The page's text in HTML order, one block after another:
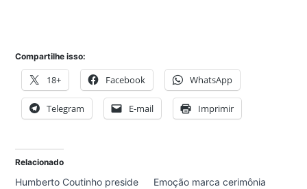
Compartilhe isso:
18+ Facebook WhatsApp
Telegram E-mail Imprimir
Relacionado
Humberto Coutinho preside
Emoção marca cerimônia